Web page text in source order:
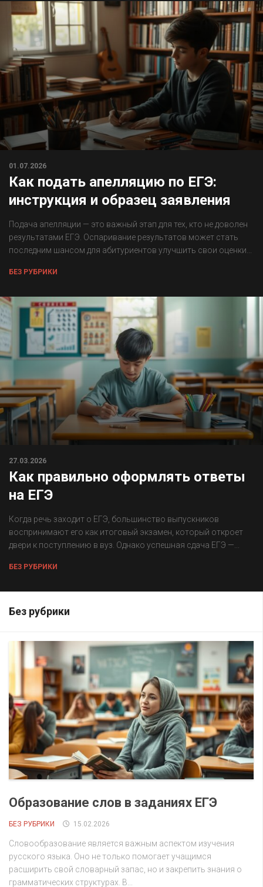
01.07.2026
Как подать апелляцию по ЕГЭ:
инструкция и образец заявления
Подача апелляции — это важный этап для тех, кто не доволен
результатами ЕГЭ. Оспаривание результатов может стать
последним шансом для абитуриентов улучшить свои оценки...
БЕЗ РУБРИКИ
27.03.2026
Как правильно оформлять ответы
на ЕГЭ
Когда речь заходит о ЕГЭ, большинство выпускников
воспринимают его как итоговый экзамен, который откроет
двери к поступлению в вуз. Однако успешная сдача ЕГЭ —...
БЕЗ РУБРИКИ
Без рубрики
Образование слов в заданиях ЕГЭ
БЕЗ РУБРИКИ 15.02.2026
Словообразование является важным аспектом изучения
русского языка. Оно не только помогает учащимся
расширить свой словарный запас, но и закрепить знания о
грамматических структурах. В...